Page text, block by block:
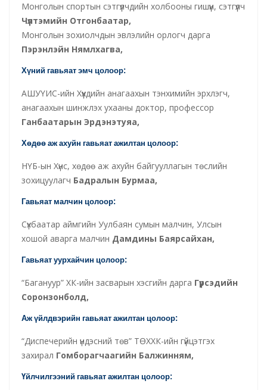
Монголын спортын сэтгүүлчдийн холбооны гишүүн, сэтгүүлч
Чүлтэмийн Отгонбаатар,
Монголын зохиолчдын эвлэлийн орлогч дарга
Пэрэнлэйн Нямлхагва,
Хүний гавьяат эмч цолоор:
АШУҮИС-ийн Хүүхдийн анагаахын тэнхимийн эрхлэгч,
анагаахын шинжлэх ухааны доктор, профессор
Ганбаатарын Эрдэнэтуяа,
Хөдөө аж ахуйн гавьяат ажилтан цолоор:
НҮБ-ын Хүнс, хөдөө аж ахуйн байгууллагын төслийн
зохицуулагч Бадралын Бурмаа,
Гавьяат малчин цолоор:
Сүхбаатар аймгийн Уулбаян сумын малчин, Улсын
хошой аварга малчин Дамдины Баярсайхан,
Гавьяат уурхайчин цолоор:
“Багануур” ХК-ийн засварын хэсгийн дарга Гүрсэдийн
Соронзонболд,
Аж үйлдвэрийн гавьяат ажилтан цолоор:
“Диспечерийн үндэсний төв” ТӨХХК-ийн гүйцэтгэх
захирал Гомборагчаагийн Балжинням,
Үйлчилгээний гавьяат ажилтан цолоор: